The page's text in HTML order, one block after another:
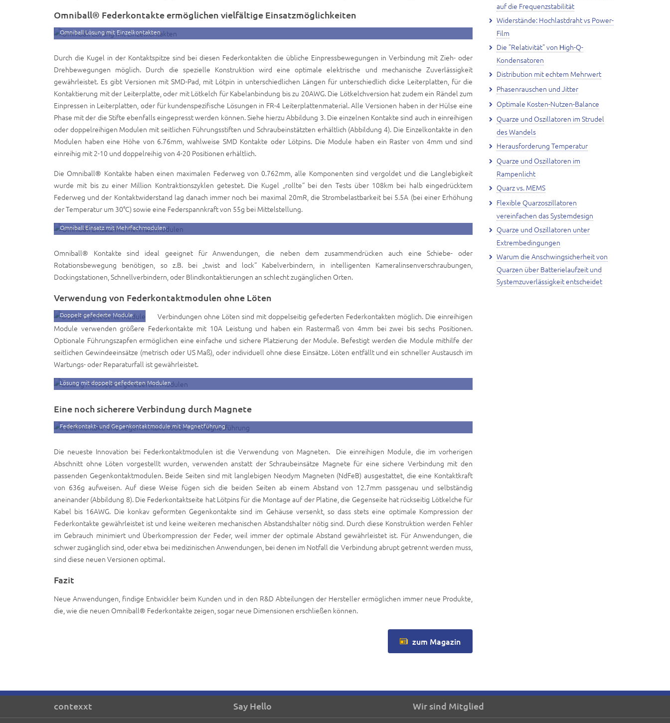
Omniball® Federkontakte ermöglichen vielfältige Einsatzmöglichkeiten
Omniball Lösung mit Einzelkontakten
Durch die Kugel in der Kontaktspitze sind bei diesen Federkontakten die übliche Einpressbewegungen in Verbindung mit Zieh- oder
Drehbewegungen möglich. Durch die spezielle Konstruktion wird eine optimale elektrische und mechanische Zuverlässigkeit
gewährleistet. Es gibt Versionen mit SMD-Pad, mit Lötpin in unterschiedlichen Längen für unterschiedlich dicke Leiterplatten, für die
Kontaktierung mit der Leiterplatte, oder mit Lötkelch für Kabelanbindung bis zu 20AWG. Die Lötkelchversion hat zudem ein Rändel zum
Einpressen in Leiterplatten, oder für kundenspezifische Lösungen in FR-4 Leiterplattenmaterial. Alle Versionen haben in der Hülse eine
Phase mit der die Stifte ebenfalls eingepresst werden können. Siehe hierzu Abbildung 3. Die einzelnen Kontakte sind auch in einreihigen
oder doppelreihigen Modulen mit seitlichen Führungsstiften und Schraubeinstätzten erhältlich (Abbildung 4). Die Einzelkontakte in den
Modulen haben eine Höhe von 6.76mm, wahlweise SMD Kontakte oder Lötpins. Die Module haben ein Raster von 4mm und sind
einreihig mit 2-10 und doppelreihig von 4-20 Positionen erhältlich.
Die Omniball® Kontakte haben einen maximalen Federweg von 0.762mm, alle Komponenten sind vergoldet und die Langlebigkeit
wurde mit bis zu einer Million Kontraktionszyklen getestet. Die Kugel „rollte“ bei den Tests über 108km bei halb eingedrücktem
Federweg und der Kontaktwiderstand lag danach immer noch bei maximal 20mR, die Strombelastbarkeit bei 5.5A (bei einer Erhöhung
der Temperatur um 30°C) sowie eine Federspannkraft von 55g bei Mittelstellung.
Omniball Einsatz mit Mehrfachmodulen
Omniball® Kontakte sind ideal geeignet für Anwendungen, die neben dem zusammendrücken auch eine Schiebe- oder
Rotationsbewegung benötigen, so z.B. bei „twist and lock“ Kabelverbindern, in intelligenten Kameralinsenverschraubungen,
Dockingstationen, Schnellverbindern, oder Blindkontaktierungen an schlecht zugänglichen Orten.
Verwendung von Federkontaktmodulen ohne Löten
Doppelt gefederte Module
Verbindungen ohne Löten sind mit doppelseitig gefederten Federkontakten möglich. Die einreihigen
Module verwenden größere Federkontakte mit 10A Leistung und haben ein Rastermaß von 4mm bei zwei bis sechs Positionen.
Optionale Führungszapfen ermöglichen eine einfache und sichere Platzierung der Module. Befestigt werden die Module mithilfe der
seitlichen Gewindeeinsätze (metrisch oder US Maß), oder individuell ohne diese Einsätze. Löten entfällt und ein schneller Austausch im
Wartungs- oder Reparaturfall ist gewährleistet.
Lösung mit doppelt gefederten Modulen
Eine noch sicherere Verbindung durch Magnete
Federkontakt- und Gegenkontaktmodule mit Magnetführung
Die neueste Innovation bei Federkontaktmodulen ist die Verwendung von Magneten. Die einreihigen Module, die im vorherigen
Abschnitt ohne Löten vorgestellt wurden, verwenden anstatt der Schraubeinsätze Magnete für eine sichere Verbindung mit den
passenden Gegenkontaktmodulen. Beide Seiten sind mit langlebigen Neodym Magneten (NdFeB) ausgestattet, die eine Kontaktkraft
von 636g aufweisen. Auf diese Weise fügen sich die beiden Seiten ab einem Abstand von 12.7mm passgenau und selbständig
aneinander (Abbildung 8). Die Federkontaktseite hat Lötpins für die Montage auf der Platine, die Gegenseite hat rückseitig Lötkelche für
Kabel bis 16AWG. Die konkav geformten Gegenkontakte sind im Gehäuse versenkt, so dass stets eine optimale Kompression der
Federkontakte gewährleistet ist und keine weiteren mechanischen Abstandshalter nötig sind. Durch diese Konstruktion werden Fehler
im Gebrauch minimiert und Überkompression der Feder, weil immer der optimale Abstand gewährleistet ist. Für Anwendungen, die
schwer zugänglich sind, oder etwa bei medizinischen Anwendungen, bei denen im Notfall die Verbindung abrupt getrennt werden muss,
sind diese neuen Versionen optimal.
Fazit
Neue Anwendungen, findige Entwickler beim Kunden und in den R&D Abteilungen der Hersteller ermöglichen immer neue Produkte,
die, wie die neuen Omniball® Federkontakte zeigen, sogar neue Dimensionen erschließen können.
zum Magazin
auf die Frequenzstabilität
Widerstände: Hochlastdraht vs Power-
Film
Die "Relativität" von Нigh-Q-
Kondensatoren
Distribution mit echtem Mehrwert
Phasenrauschen und Jitter
Optimale Kosten-Nutzen-Balance
Quarze und Oszillatoren im Strudel
des Wandels
Herausforderung Temperatur
Quarze und Oszillatoren im
Rampenlicht
Quarz vs. MEMS
Flexible Quarzoszillatoren
vereinfachen das Systemdesign
Quarze und Oszillatoren unter
Extrembedingungen
Warum die Anschwingsicherheit von
Quarzen über Batterielaufzeit und
Systemzuverlässigkeit entscheidet
contexxt Say Hello Wir sind Mitglied